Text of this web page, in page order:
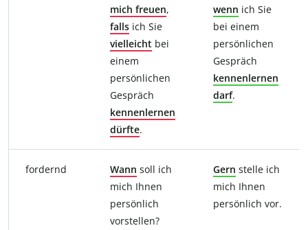
mich freuen,
falls ich Sie
vielleicht bei
einem
persönlichen
Gespräch
kennenlernen
dürfte.
wenn ich Sie
bei einem
persönlichen
Gespräch
kennenlernen
darf.
fordernd Wann soll ich
mich Ihnen
persönlich
vorstellen?
Gern stelle ich
mich Ihnen
persönlich vor.